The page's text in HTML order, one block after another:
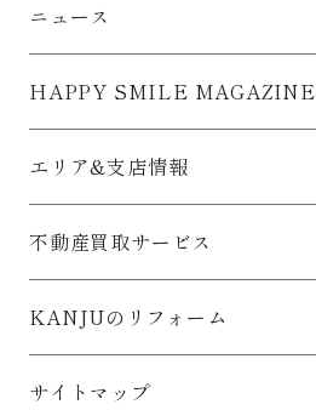
ニュース
HAPPY SMILE MAGAZINE
エリア&支店情報
不動産買取サービス
KANJUのリフォーム
サイトマップ